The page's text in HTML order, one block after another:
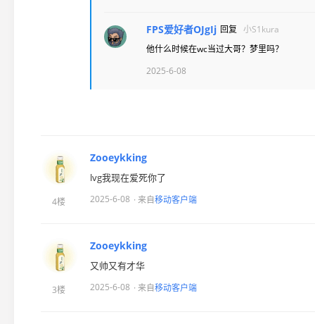
FPS爱好者OJgIj 回复 小S1kura
他什么时候在wc当过大哥？梦里吗？
2025-6-08
4楼
Zooeykking
lvg我现在爱死你了
2025-6-08 · 来自移动客户端
3楼
Zooeykking
又帅又有才华
2025-6-08 · 来自移动客户端